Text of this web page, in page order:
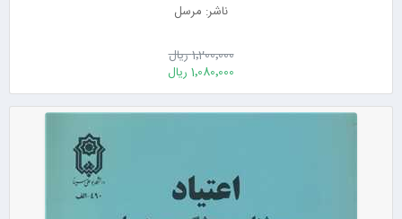
ناشر: مرسل
1٬200٬000 ریال
1٬080٬000 ریال